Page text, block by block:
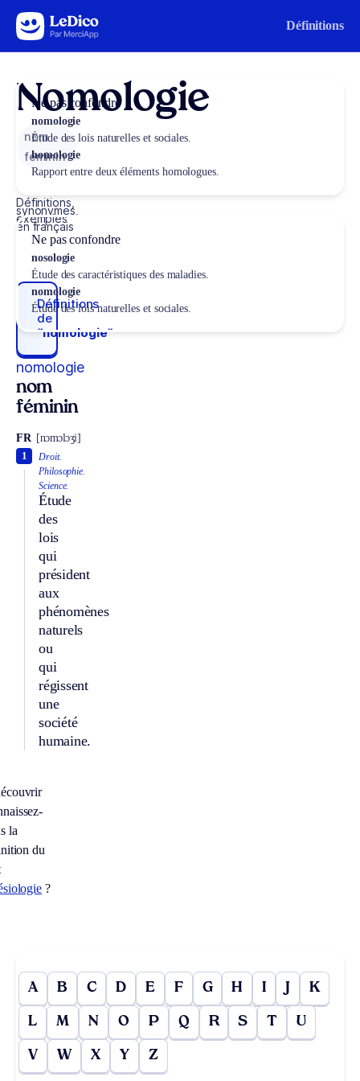
Aller au contenu Définitions
Nomologie
nom
féminin
Définitions,
synonymes,
exemples
en français
Définitions
de
“nomologie“
nomologie
nom
féminin
FR [nɔmɔlɔʒi]
Droit.
Philosophie.
Science.
Étude
des
lois
qui
président
aux
phénomènes
naturels
ou
qui
régissent
une
société
humaine.
1
la
du
?
Ne pas confondre
nomologie
Étude des lois naturelles et sociales.
homologie
Rapport entre deux éléments homologues.
Ne pas confondre
nosologie
Étude des caractéristiques des maladies.
nomologie
Étude des lois naturelles et sociales.
A B C D E F G H I J K
L M N O P Q R S T U
V W X Y Z